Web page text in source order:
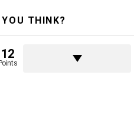
THINK?
12
Points